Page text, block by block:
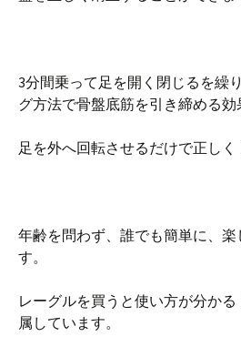
3分間乗って足を開く閉じるを繰
グ方法で骨盤底筋を引き締める効
足を外へ回転させるだけで正しく
年齢を問わず、誰でも簡単に、楽
す。
レーグルを買うと使い方が分かる
属しています。